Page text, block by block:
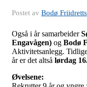
Postet av Bodø
Også i år samarbeider
Engavågen) og Bodø
Aktivitetsanlegg.
år er det altså lørdag
Øvelsene: